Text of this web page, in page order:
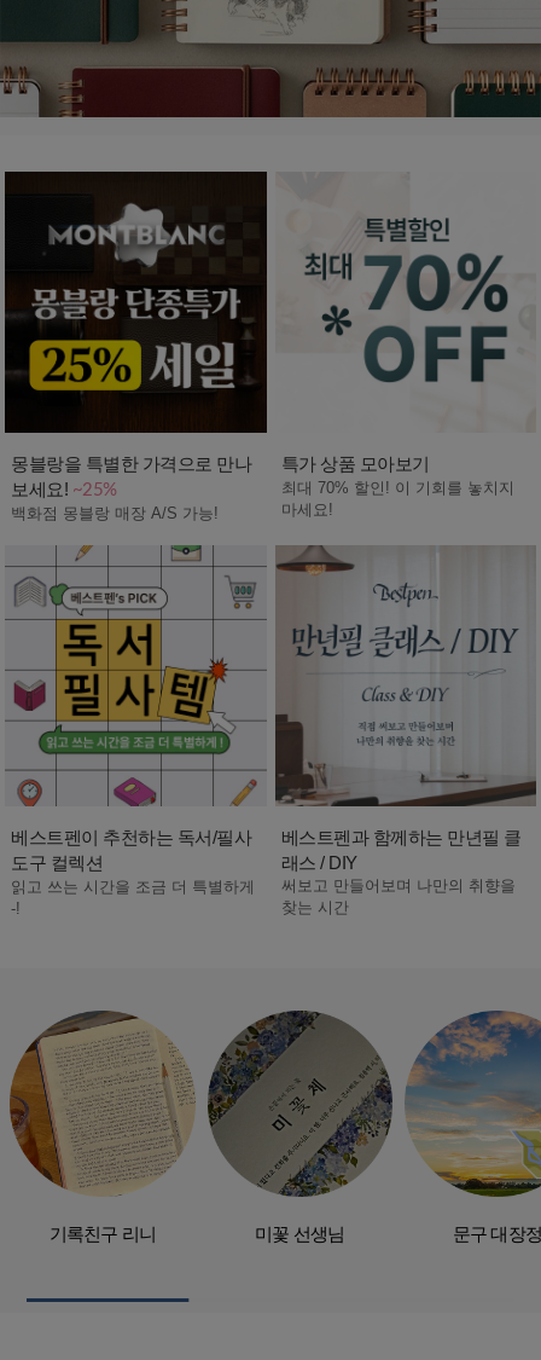
몽블랑을 특별한 가격으로 만나
보세요! ~25%
백화점 몽블랑 매장 A/S 가능!
특가 상품 모아보기
최대 70% 할인! 이 기회를 놓치지
마세요!
베스트펜이 추천하는 독서/필사
도구 컬렉션
읽고 쓰는 시간을 조금 더 특별하게
-!
베스트펜과 함께하는 만년필 클
래스 / DIY
써보고 만들어보며 나만의 취향을
찾는 시간
기록친구 리니 미꽃 선생님 문구 대장정